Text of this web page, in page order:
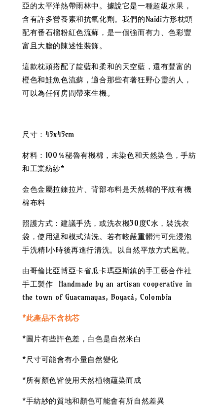
亞的太平洋熱帶雨林中。據說它是一種超級水果，
含有許多營養素和抗氧化劑。我們的Naidi方形枕頭
配有番石榴粉紅色流蘇，是一個強而有力、色彩豐
富且大膽的陳述性裝飾。
這款枕頭搭配了靛藍和柔和的天空藍，還有豐富的
橙色和鮭魚色流蘇，適合那些有著狂野心靈的人，
可以為任何房間帶來生機。
尺寸：45x45cm
材料：100％秘魯有機棉，未染色和天然染色，手紡
和工業紡紗*
金色金屬拉鍊拉片、背部布料是天然棉的平紋有機
棉布料
照護方式：建議手洗，或洗衣機30度C水，裝洗衣
袋，使用溫和模式清洗。若有較嚴重髒污可先浸泡
手洗精1小時後再進行清洗。以自然平放方式風乾。
由哥倫比亞博亞卡省瓜卡瑪亞斯鎮的手工藝合作社
手工製作 Handmade by an artisan cooperative in
the town of Guacamayas, Boyacá, Colombia
*此產品不含枕芯
*圖片有些許色差，白色是自然米白
*尺寸可能會有小量自然變化
*所有顏色皆使用天然植物藴染而成
*手紡紗的質地和顏色可能會有所自然差異